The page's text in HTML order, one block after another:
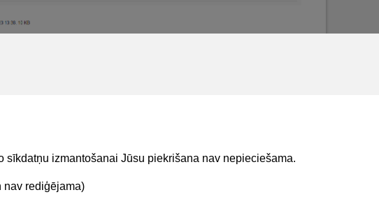
izmantošanai Jūsu piekrišana nav nepieciešama.
nav rediģējama)